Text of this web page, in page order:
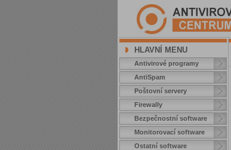
HLAVNÍ MENU
Antivirové programy
AntiSpam
Poštovní servery
Firewally
Bezpečnostní software
Monitorovací software
Ostatní software